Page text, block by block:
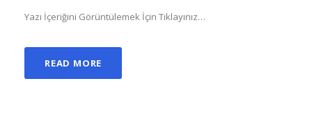
Yazı İçeriğini Görüntülemek İçin Tıklayınız…
READ MORE